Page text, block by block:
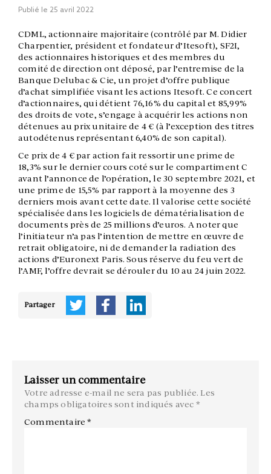
Publié le 25 avril 2022
CDML, actionnaire majoritaire (contrôlé par M. Didier
Charpentier, président et fondateur d’Itesoft), SF2I,
des actionnaires historiques et des membres du
comité de direction ont déposé, par l’entremise de la
Banque Delubac & Cie, un projet d’offre publique
d’achat simplifiée visant les actions Itesoft. Ce concert
d’actionnaires, qui détient 76,16% du capital et 85,99%
des droits de vote, s’engage à acquérir les actions non
détenues au prix unitaire de 4 € (à l’exception des titres
autodétenus représentant 6,40% de son capital).
Ce prix de 4 € par action fait ressortir une prime de
18,3% sur le dernier cours coté sur le compartiment C
avant l’annonce de l’opération, le 30 septembre 2021, et
une prime de 15,5% par rapport à la moyenne des 3
derniers mois avant cette date. Il valorise cette société
spécialisée dans les logiciels de dématérialisation de
documents près de 25 millions d’euros. A noter que
l’initiateur n’a pas l’intention de mettre en œuvre de
retrait obligatoire, ni de demander la radiation des
actions d’Euronext Paris. Sous réserve du feu vert de
l’AMF, l’offre devrait se dérouler du 10 au 24 juin 2022.
Partager
Laisser un commentaire
Votre adresse e-mail ne sera pas publiée. Les
champs obligatoires sont indiqués avec *
Commentaire*